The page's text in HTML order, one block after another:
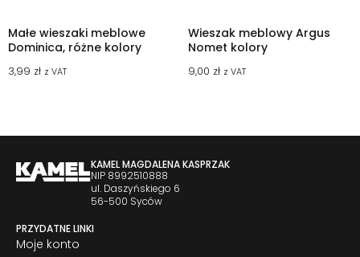
Małe wieszaki meblowe
Dominica, różne kolory
3,99 zł z VAT
Wieszak meblowy Argus
Nomet kolory
9,00 zł z VAT
KAMEL MAGDALENA KASPRZAK
NIP 8992510888
ul. Daszyńskiego 6
56-500 Syców
PRZYDATNE LINKI
Moje konto